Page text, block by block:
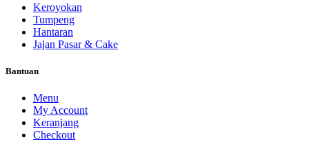
Keroyokan
Tumpeng
Hantaran
Jajan Pasar & Cake
Bantuan
Menu
My Account
Keranjang
Checkout